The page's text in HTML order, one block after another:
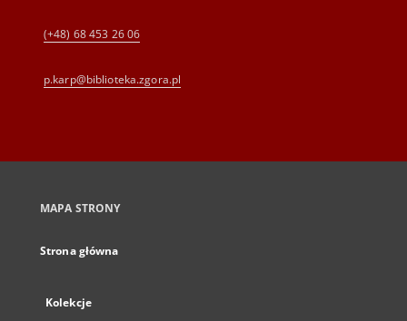
(+48) 68 453 26 06
p.karp@biblioteka.zgora.pl
MAPA STRONY
Strona główna
Kolekcje